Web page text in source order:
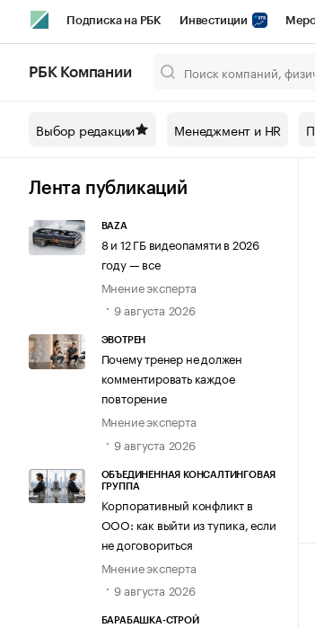
Подписка на РБК Инвестиции
Спецпроекты СПб Конференции СПб
Технологии и медиа Рынок
РБК Компании
Выбор редакции Менеджмент и HR
Лента публикаций
BAZA
8 и 12 ГБ видеопамяти в 2026
году — все
Мнение эксперта
9 августа 2026
ЭВОТРЕН
Почему тренер не должен
комментировать каждое
повторение
Мнение эксперта
9 августа 2026
ОБЪЕДИНЕННАЯ КОНСАЛТИНГОВАЯ
ГРУППА
Корпоративный конфликт в
ООО: как выйти из тупика, если
не договориться
Мнение эксперта
9 августа 2026
БАРАБАШКА-СТРОЙ